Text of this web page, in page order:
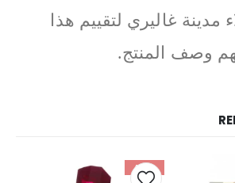
غاليري لتقييم هذا
وصف المنتج.
-49%